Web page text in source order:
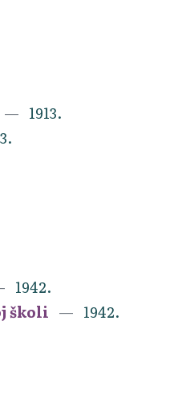
1913.
1942.
školi
1942.